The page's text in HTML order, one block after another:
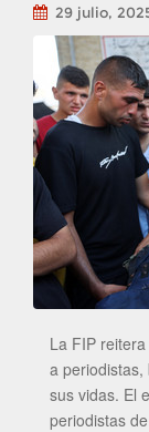
29 julio,
La FIP
a
sus vidas. El
periodistas